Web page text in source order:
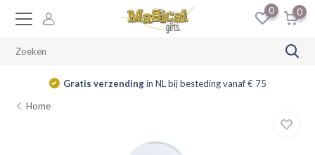
0 0
Gratis verzendingin NL bij besteding vanaf € 75
Home